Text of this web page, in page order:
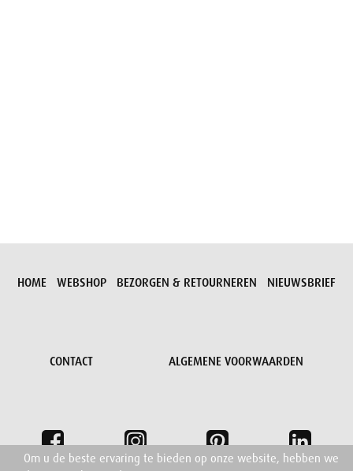
HOME WEBSHOP BEZORGEN & RETOURNEREN NIEUWSBRIEF
CONTACT ALGEMENE VOORWAARDEN
Om u de beste ervaring te bieden op onze website, hebben we